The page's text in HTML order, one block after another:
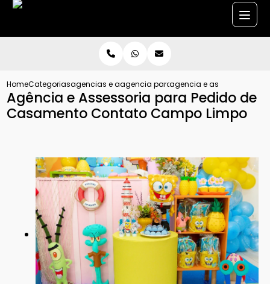
HomeCategoriasagencias e assessoria para pedido de casamento
agencia para pedido de casamento
agencia e assessoria
Agência e Assessoria para Pedido de
Casamento Contato Campo Limpo